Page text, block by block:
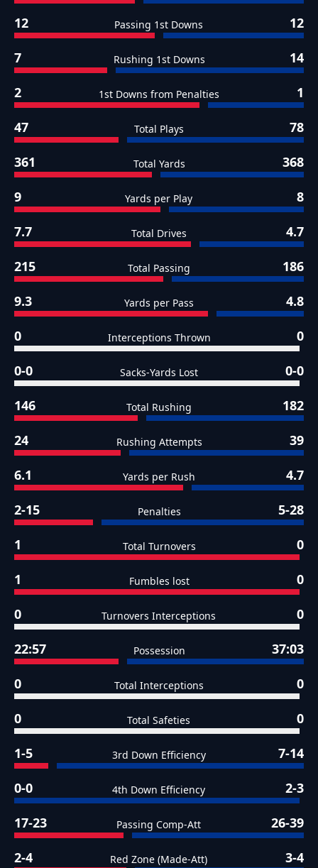
12 Passing 1st Downs 12
7 Rushing 1st Downs 14
2 1st Downs from Penalties 1
47 Total Plays 78
361 Total Yards 368
9 Yards per Play 8
7.7 Total Drives 4.7
215 Total Passing 186
9.3 Yards per Pass 4.8
0 Interceptions Thrown 0
0-0 Sacks-Yards Lost 0-0
146 Total Rushing 182
24 Rushing Attempts 39
6.1 Yards per Rush 4.7
2-15 Penalties 5-28
1 Total Turnovers 0
1 Fumbles lost 0
0 Turnovers Interceptions 0
22:57 Possession 37:03
0 Total Interceptions 0
0 Total Safeties 0
1-5 3rd Down Efficiency 7-14
0-0 4th Down Efficiency 2-3
17-23 Passing Comp-Att 26-39
2-4 Red Zone (Made-Att) 3-4